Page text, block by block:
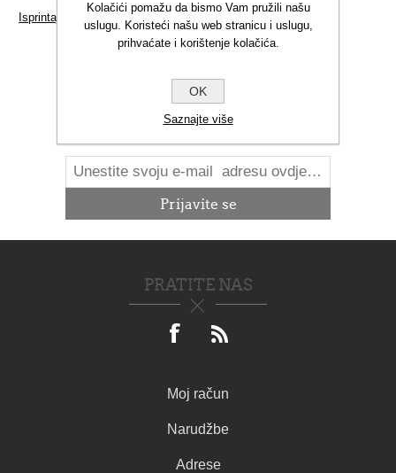
Isprintajte ovu stranicu
NOVOSTI
PRATITE NAS
Moj račun
Narudžbe
Adrese
Kolačići pomažu da bismo Vam pružili našu
uslugu. Koristeći našu web stranicu i uslugu,
prihvaćate i korištenje kolačića.
OK
Saznajte više